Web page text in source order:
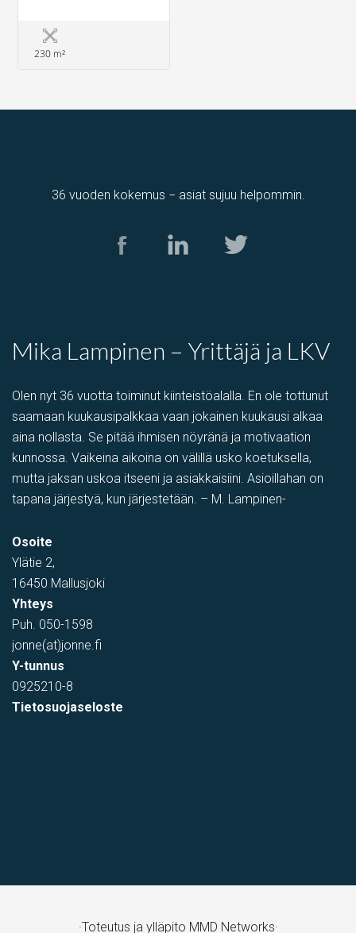
230 m²
36 vuoden kokemus − asiat sujuu helpommin.
Mika Lampinen – Yrittäjä ja LKV
Olen nyt 36 vuotta toiminut kiinteistöalalla. En ole tottunut
saamaan kuukausipalkkaa vaan jokainen kuukausi alkaa
aina nollasta. Se pitää ihmisen nöyränä ja motivaation
kunnossa. Vaikeina aikoina on välillä usko koetuksella,
mutta jaksan uskoa itseeni ja asiakkaisiini. Asioillahan on
tapana järjestyä, kun järjestetään. – M. Lampinen-
Osoite
Ylätie 2,
16450 Mallusjoki
Yhteys
Puh. 050-1598
jonne(at)jonne.fi
Y-tunnus
0925210-8
Tietosuojaseloste
·Toteutus ja ylläpito MMD Networks·